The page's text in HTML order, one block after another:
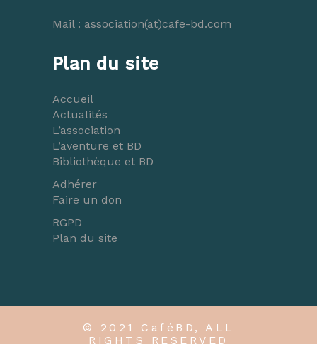
Mail : association(at)cafe-bd.com
Plan du site
Accueil
Actualités
L’association
L’aventure et BD
Bibliothèque et BD
Adhérer
Faire un don
RGPD
Plan du site
© 2021 CaféBD, ALL
RIGHTS RESERVED